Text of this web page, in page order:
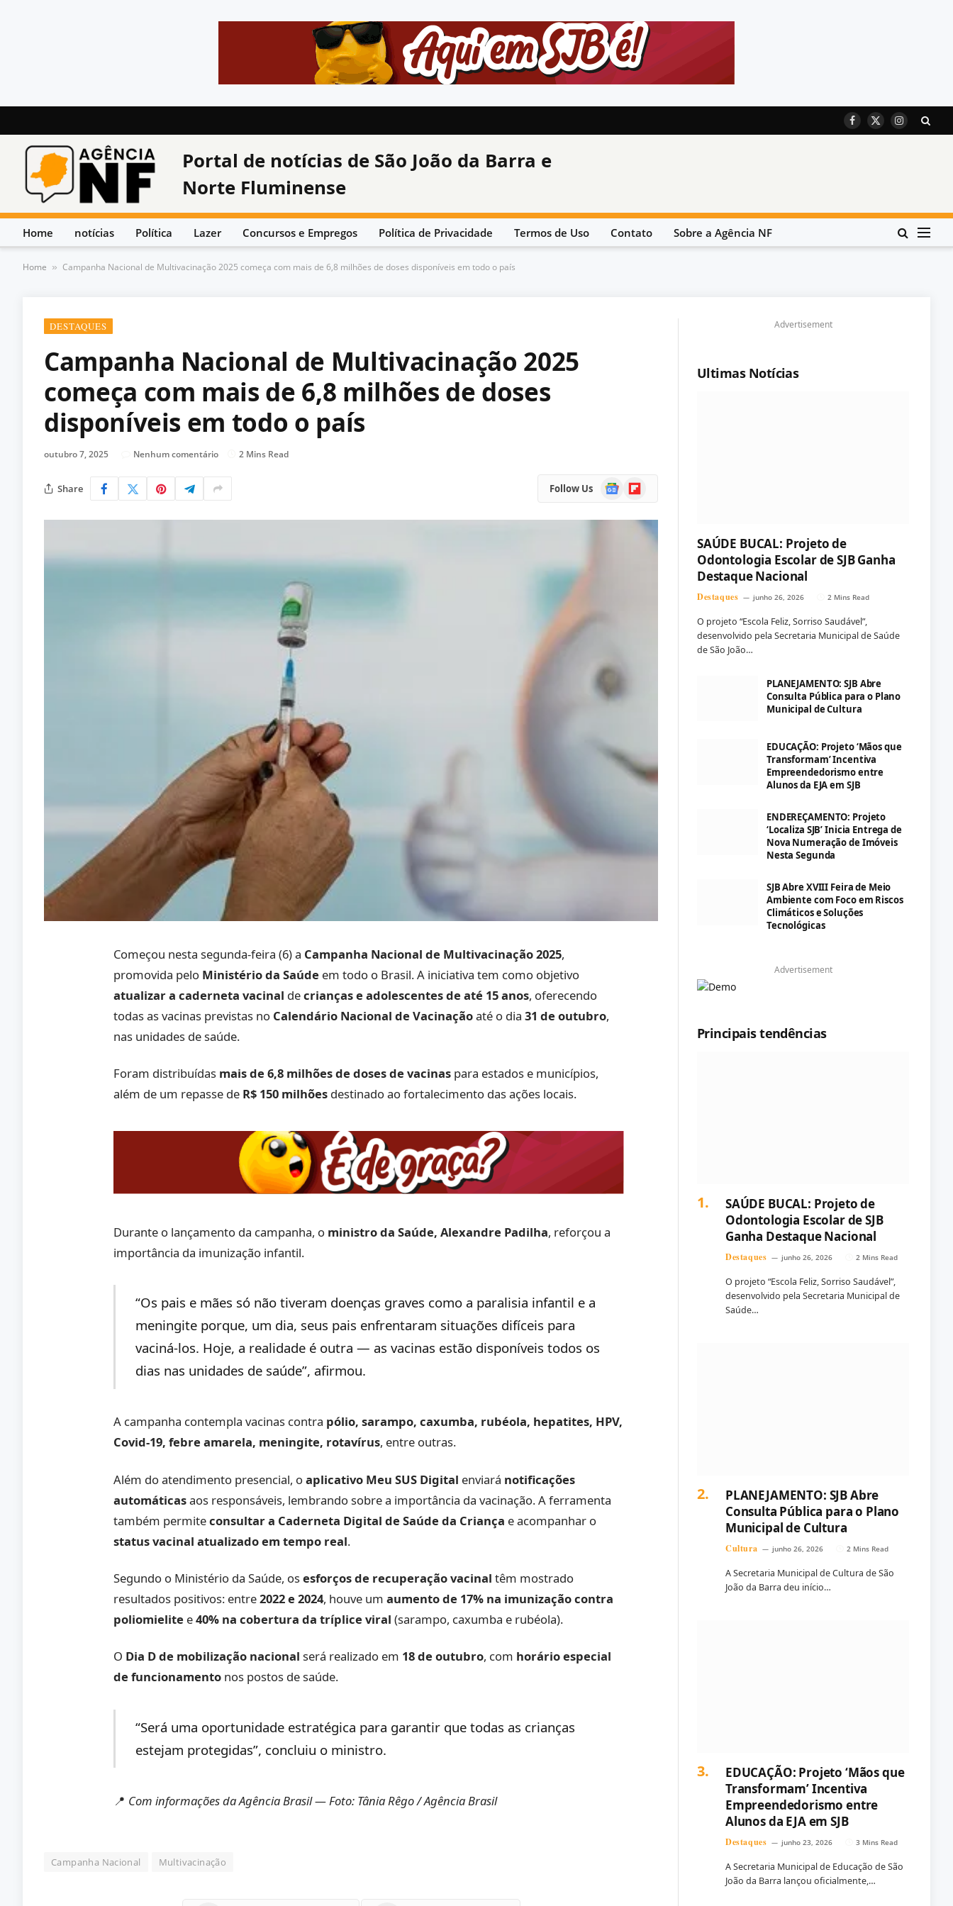
Facebook
X
Instagram
Portal de notícias de São João da Barra e
Norte Fluminense
Home notícias Política Lazer Concursos e Empregos Política de Privacidade Termos de Uso Contato Sobre a Agência NF
Home » Campanha Nacional de Multivacinação 2025 começa com mais de 6,8 milhões de doses disponíveis em todo o país
DESTAQUES
Campanha Nacional de Multivacinação 2025
começa com mais de 6,8 milhões de doses
disponíveis em todo o país
outubro 7, 2025 Nenhum comentário 2 Mins Read
Share Follow Us
Google
News
Flipboard
Começou nesta segunda-feira (6) a Campanha Nacional de Multivacinação 2025,
promovida pelo Ministério da Saúde em todo o Brasil. A iniciativa tem como objetivo
atualizar a caderneta vacinal decrianças e adolescentes de até 15 anos, oferecendo
todas as vacinas previstas no Calendário Nacional de Vacinaçãoaté o dia31 de outubro,
nas unidades de saúde.
Foram distribuídas mais de 6,8 milhões de doses de vacinas para estados e municípios,
além de um repasse de R$ 150 milhões destinado ao fortalecimento das ações locais.
Durante o lançamento da campanha, o ministro da Saúde, Alexandre Padilha, reforçou a
importância da imunização infantil.
“Os pais e mães só não tiveram doenças graves como a paralisia infantil e a
meningite porque, um dia, seus pais enfrentaram situações difíceis para
vaciná-los. Hoje, a realidade é outra — as vacinas estão disponíveis todos os
dias nas unidades de saúde”, afirmou.
A campanha contempla vacinas contra pólio, sarampo, caxumba, rubéola, hepatites, HPV,
Covid-19, febre amarela, meningite, rotavírus, entre outras.
Além do atendimento presencial, oaplicativo Meu SUS Digital enviará notificações
automáticasaos responsáveis, lembrando sobre a importância da vacinação. A ferramenta
também permiteconsultar a Caderneta Digital de Saúde da Criança e acompanhar o
status vacinal atualizado em tempo real.
Segundo o Ministério da Saúde, osesforços de recuperação vacinal têm mostrado
resultados positivos: entre2022 e 2024, houve umaumento de 17% na imunização contra
poliomielite e40% na cobertura da tríplice viral (sarampo, caxumba e rubéola).
O Dia D de mobilização nacional será realizado em 18 de outubro, com horário especial
de funcionamento nos postos de saúde.
“Será uma oportunidade estratégica para garantir que todas as crianças
estejam protegidas”, concluiu o ministro.
📍 Com informações da Agência Brasil — Foto: Tânia Rêgo / Agência Brasil
Campanha Nacional Multivacinação
Advertisement
Ultimas Notícias
SAÚDE BUCAL: Projeto de
Odontologia Escolar de SJB Ganha
Destaque Nacional
Destaques junho 26, 2026 2 Mins Read
O projeto “Escola Feliz, Sorriso Saudável”,
desenvolvido pela Secretaria Municipal de Saúde
de São João…
PLANEJAMENTO: SJB Abre
Consulta Pública para o Plano
Municipal de Cultura
EDUCAÇÃO: Projeto ‘Mãos que
Transformam’ Incentiva
Empreendedorismo entre
Alunos da EJA em SJB
ENDEREÇAMENTO: Projeto
‘Localiza SJB’ Inicia Entrega de
Nova Numeração de Imóveis
Nesta Segunda
SJB Abre XVIII Feira de Meio
Ambiente com Foco em Riscos
Climáticos e Soluções
Tecnológicas
Advertisement
Principais tendências
SAÚDE BUCAL: Projeto de
Odontologia Escolar de SJB
Ganha Destaque Nacional
Destaques junho 26, 2026 2 Mins Read
O projeto “Escola Feliz, Sorriso Saudável”,
desenvolvido pela Secretaria Municipal de
Saúde…
PLANEJAMENTO: SJB Abre
Consulta Pública para o Plano
Municipal de Cultura
Cultura junho 26, 2026 2 Mins Read
A Secretaria Municipal de Cultura de São
João da Barra deu início…
EDUCAÇÃO: Projeto ‘Mãos que
Transformam’ Incentiva
Empreendedorismo entre
Alunos da EJA em SJB
Destaques junho 23, 2026 3 Mins Read
A Secretaria Municipal de Educação de São
João da Barra lançou oficialmente,…